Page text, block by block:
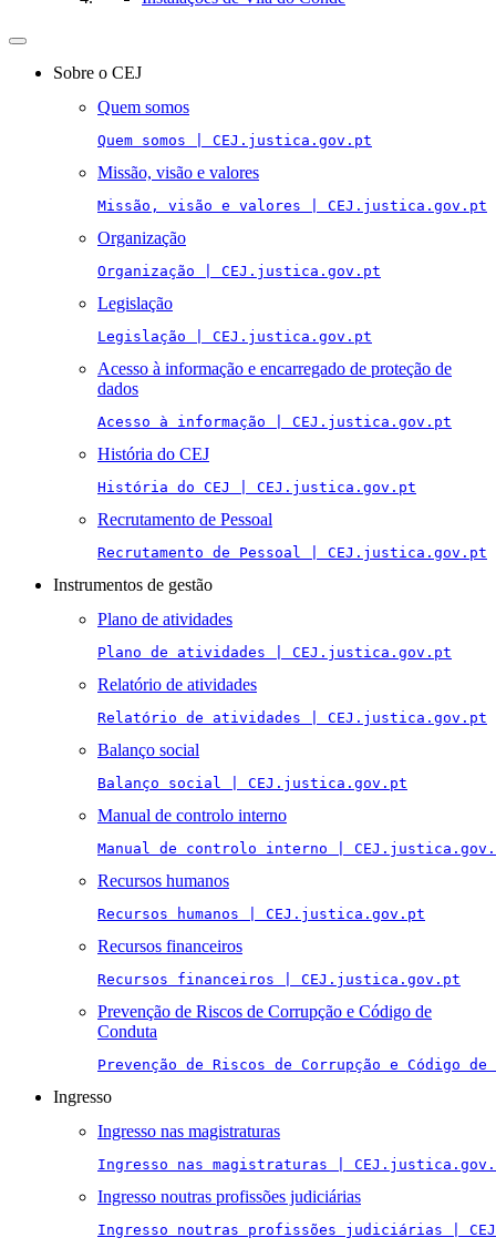
Toggle
navigationSobre o CEJ
Quem somos
Quem somos | CEJ.justica.gov.pt
Missão, visão e valores
Missão, visão e valores | CEJ.justica.gov.pt
Organização
Organização | CEJ.justica.gov.pt
Legislação
Legislação | CEJ.justica.gov.pt
Acesso à informação e encarregado de proteção de
dados
Acesso à informação | CEJ.justica.gov.pt
História do CEJ
História do CEJ | CEJ.justica.gov.pt
Recrutamento de Pessoal
Recrutamento de Pessoal | CEJ.justica.gov.pt
Instrumentos de gestão
Plano de atividades
Plano de atividades | CEJ.justica.gov.pt
Relatório de atividades
Relatório de atividades | CEJ.justica.gov.pt
Balanço social
Balanço social | CEJ.justica.gov.pt
Manual de controlo interno
Manual de controlo interno |
Recursos humanos
Recursos humanos | CEJ.justica.gov.pt
Recursos financeiros
Recursos financeiros | CEJ.justica.gov.pt
Prevenção de Riscos de Corrupção e Código de
Conduta
Prevenção de Riscos de Corrupção e Código
Ingresso
Ingresso nas magistraturas
Ingresso nas magistraturas |
Ingresso noutras profissões judiciárias
Ingresso noutras profissões judiciárias |